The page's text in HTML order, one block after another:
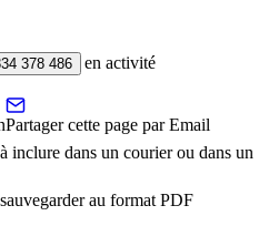
378 486
en activité
Partager cette page par Email
inclure dans un courier ou dans un
au format PDF